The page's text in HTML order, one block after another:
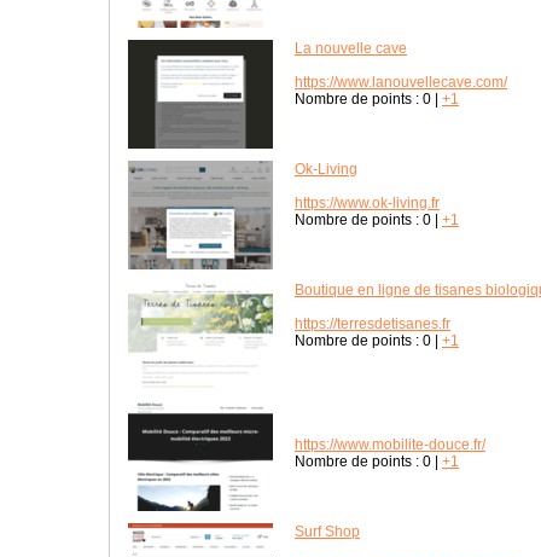
La nouvelle cave
https://www.lanouvellecave.com/
Nombre de points : 0 +1
Ok-Living
https://www.ok-living.fr
Nombre de points : 0 +1
Boutique en ligne de tisanes
https://terresdetisanes.fr
Nombre de points : 0 +1
https://www.mobilite-douce.fr/
Nombre de points : 0 +1
Surf Shop